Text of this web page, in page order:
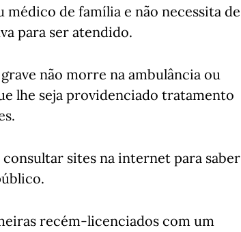
médico de família e não necessita de
para ser atendido.
não morre na ambulância ou
lhe seja providenciado tratamento
sites na internet para saber
recém-licenciados com um